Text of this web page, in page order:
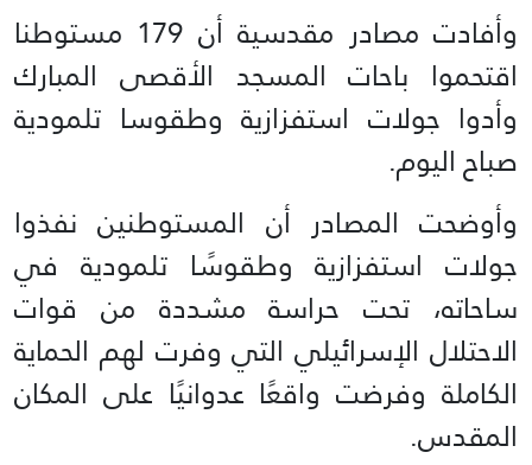
وأفادت مصادر مقدسية أن 179 مستوطنا
اقتحموا باحات المسجد الأقصى المبارك
وأدوا جولات استفزازية وطقوسا تلمودية
صباح اليوم.
وأوضحت المصادر أن المستوطنين نفذوا
جولات استفزازية وطقوسًا تلمودية في
ساحاته، تحت حراسة مشددة من قوات
الاحتلال الإسرائيلي التي وفرت لهم الحماية
الكاملة وفرضت واقعًا عدوانيًا على المكان
المقدس.